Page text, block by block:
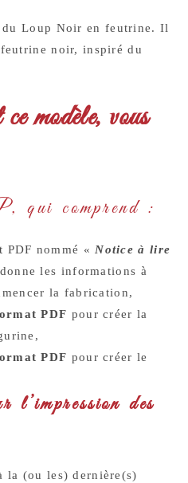
du Loup Noir en feutrine. Il
noir, inspiré du
modèle, vous
comprend :
PDF nommé « Notice à lire
les informations à
la fabrication,
PDF pour créer la
PDF pour créer le
des
la (ou les) dernière(s)